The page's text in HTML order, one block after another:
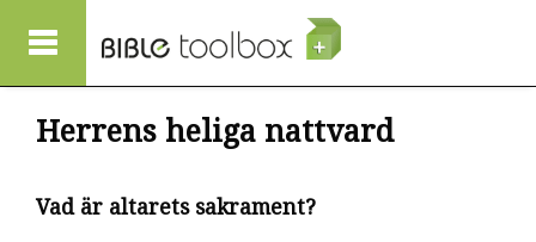
Herrens heliga nattvard
Vad är altarets sakrament?